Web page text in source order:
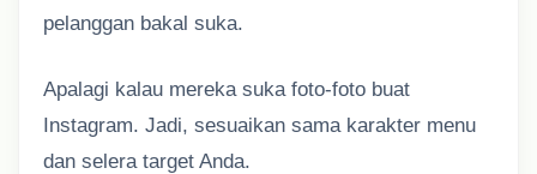
pelanggan bakal suka.
Apalagi kalau mereka suka foto-foto buat
Instagram. Jadi, sesuaikan sama karakter menu
dan selera target Anda.